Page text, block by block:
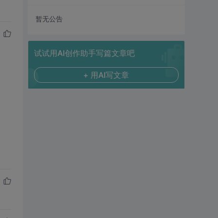
暂无公告
试试用AI创作助手写篇文章吧
+ 用AI写文章